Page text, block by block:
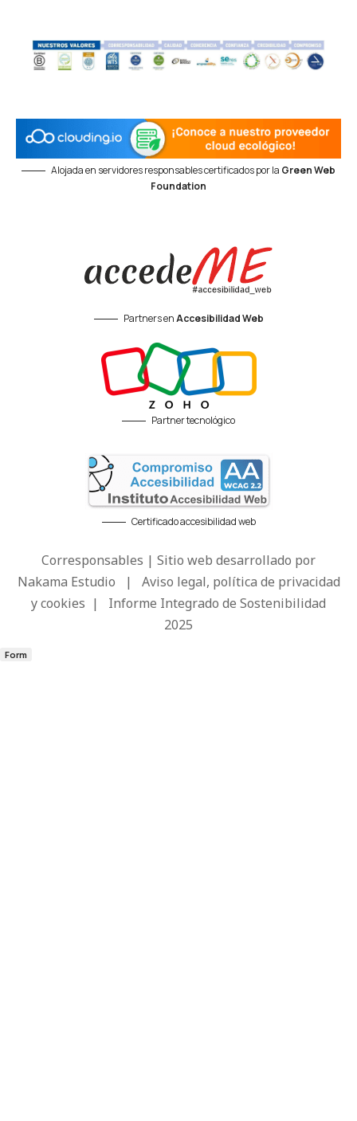
Alojada en servidores responsables certificados por la Green Web
Foundation
Partners enAccesibilidad Web
Partner tecnológico
Certificado accesibilidad web
Corresponsables | Sitio web desarrollado por
Nakama Estudio | Aviso legal, política de privacidad
y cookies | Informe Integrado de Sostenibilidad
2025
Form